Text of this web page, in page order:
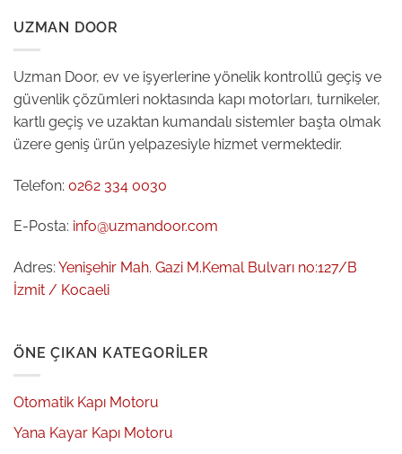
UZMAN DOOR
Uzman Door, ev ve işyerlerine yönelik kontrollü geçiş ve
güvenlik çözümleri noktasında kapı motorları, turnikeler,
kartlı geçiş ve uzaktan kumandalı sistemler başta olmak
üzere geniş ürün yelpazesiyle hizmet vermektedir.
Telefon: 0262 334 0030
E-Posta: info@uzmandoor.com
Adres: Yenişehir Mah. Gazi M.Kemal Bulvarı no:127/B
İzmit / Kocaeli
ÖNE ÇIKAN KATEGORILER
Otomatik Kapı Motoru
Yana Kayar Kapı Motoru